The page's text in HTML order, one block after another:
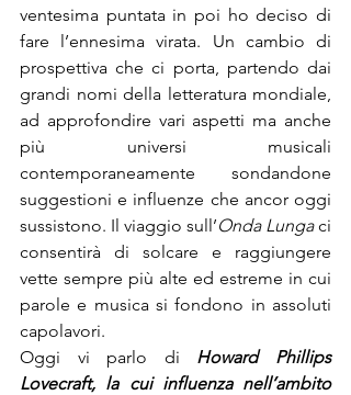
ventesima puntata in poi ho deciso di
fare l’ennesima virata. Un cambio di
prospettiva che ci porta, partendo dai
grandi nomi della letteratura mondiale,
ad approfondire vari aspetti ma anche
più universi musicali
contemporaneamente sondandone
suggestioni e influenze che ancor oggi
sussistono. Il viaggio sull’Onda Lunga ci
consentirà di solcare e raggiungere
vette sempre più alte ed estreme in cui
parole e musica si fondono in assoluti
capolavori.
Oggi vi parlo di Howard Phillips
Lovecraft, la cui influenza nell’ambito